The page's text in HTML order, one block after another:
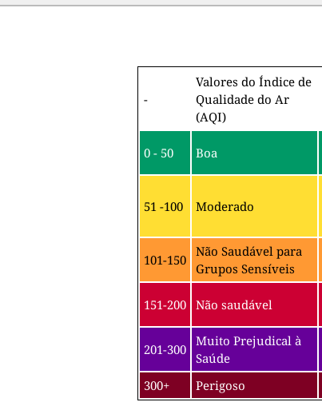
-
Valores do Índice de
Qualidade do Ar
(AQI)
0 - 50 Boa
51 -100 Moderado
101-150
Não Saudável para
Grupos Sensíveis
151-200 Não saudável
201-300
Muito Prejudical à
Saúde
300+
Perigoso